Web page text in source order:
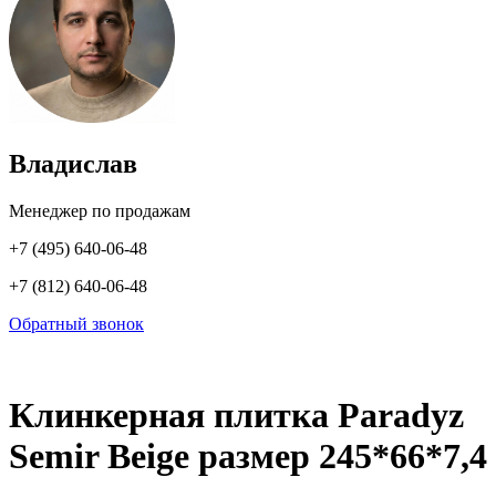
Владислав
Менеджер по продажам
+7 (495) 640-06-48
+7 (812) 640-06-48
Обратный звонок
Клинкерная плитка Paradyz
Semir Beige размер 245*66*7,4